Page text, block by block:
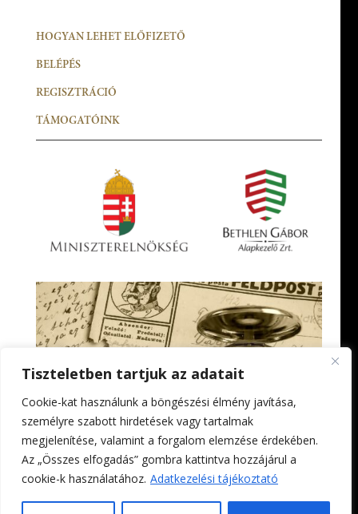
Tiszteletben tartjuk az adatait
Cookie-kat használunk a böngészési élmény javítása,
személyre szabott hirdetések vagy tartalmak
megjelenítése, valamint a forgalom elemzése érdekében.
Az „Összes elfogadás” gombra kattintva hozzájárul a
cookie-k használatához. Adatkezelési tájékoztató
HOGYAN LEHET ELŐFIZETŐ
BELÉPÉS
REGISZTRÁCIÓ
TÁMOGATÓINK